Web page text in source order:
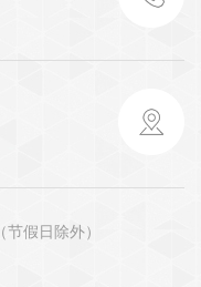
假日除外）